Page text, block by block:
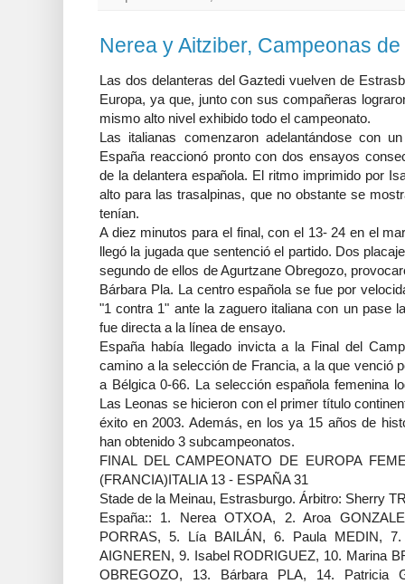
Nerea y Aitziber, Campeonas
Las dos delanteras del Gaztedi vuelven de
Europa, ya que, junto con sus compañeras
mismo alto nivel exhibido todo el campeonato.
Las italianas comenzaron adelantándose con
España reaccionó pronto con dos ensayos
de la delantera española. El ritmo imprimido por
alto para las trasalpinas, que no obstante se
tenían.
A diez minutos para el final, con el 13- 24 en el
llegó la jugada que sentenció el partido. Dos
segundo de ellos de Agurtzane Obregozo,
Bárbara Pla. La centro española se fue por
"1 contra 1" ante la zaguero italiana con un pase
fue directa a la línea de ensayo.
España había llegado invicta a la Final del
camino a la selección de Francia, a la que venció
a Bélgica 0-66. La selección española femenina
Las Leonas se hicieron con el primer título
éxito en 2003. Además, en los ya 15 años de
han obtenido 3 subcampeonatos.
FINAL DEL CAMPEONATO DE EUROPA
(FRANCIA)ITALIA 13 - ESPAÑA 31
Stade de la Meinau, Estrasburgo. Árbitro: Sherry
España:: 1. Nerea OTXOA, 2. Aroa
PORRAS, 5. Lía BAILÁN, 6. Paula MEDIN,
AIGNEREN, 9. Isabel RODRIGUEZ, 10. Marina
OBREGOZO, 13. Bárbara PLA, 14. Patricia